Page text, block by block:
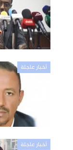
أخبار عاجلة
أخبار عاجلة